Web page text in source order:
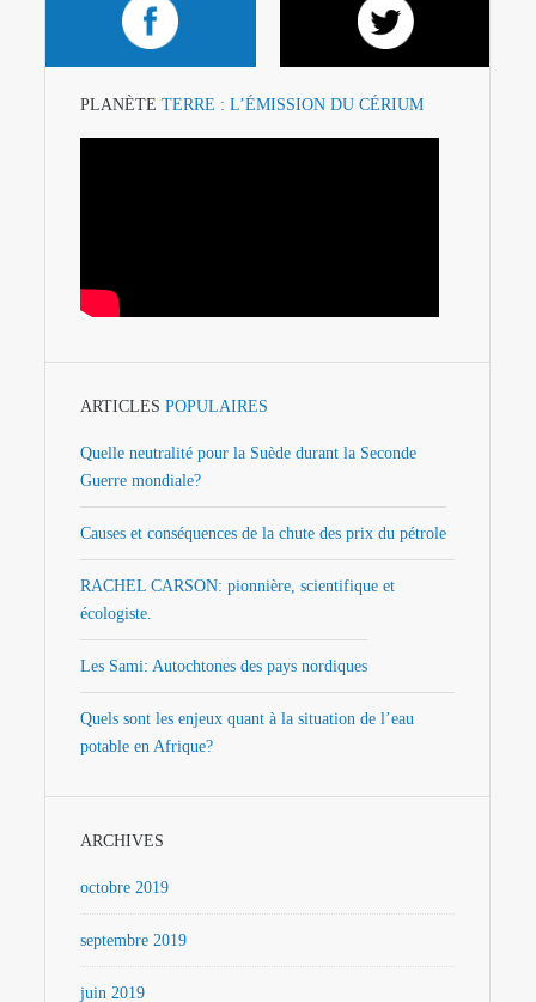
PLANÈTE TERRE : L’ÉMISSION DU CÉRIUM
ARTICLES POPULAIRES
Quelle neutralité pour la Suède durant la Seconde
Guerre mondiale?
Causes et conséquences de la chute des prix du pétrole
RACHEL CARSON: pionnière, scientifique et
écologiste.
Les Sami: Autochtones des pays nordiques
Quels sont les enjeux quant à la situation de l’eau
potable en Afrique?
ARCHIVES
octobre 2019
septembre 2019
juin 2019